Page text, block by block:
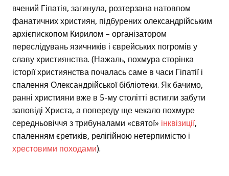
вчений Гіпатія, загинула, розтерзана натовпом
фанатичних християн, підбурених олександрійським
архієпископом Кирилом – організатором
переслідувань язичників і єврейських погромів у
славу християнства. (Нажаль, похмура сторінка
історії християнства почалась саме в часи Гіпатії і
спалення Олександрійської бібліотеки. Як бачимо,
ранні християни вже в 5-му столітті встигли забути
заповіді Христа, а попереду ще чекало похмуре
середньовіччя з трибуналами «святої» інквізиції,
спаленням єретиків, релігійною нетерпимістю і
хрестовими походами).